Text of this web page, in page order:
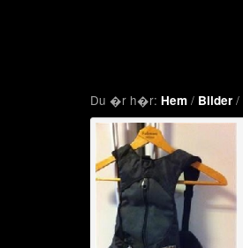
Du �r h�r: Hem / Bilder /